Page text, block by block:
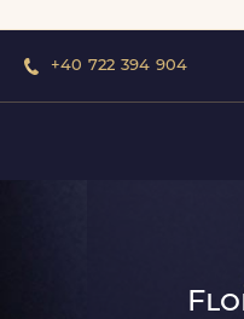
+40 722 394 904